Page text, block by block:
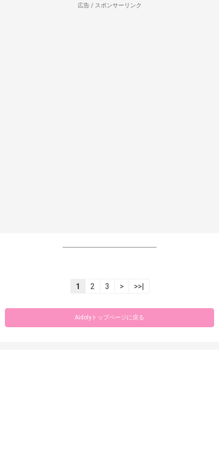
広告 / スポンサーリンク
----------------------------------------------------------------
1 2 3 > >>|
Aidolyトップページに戻る